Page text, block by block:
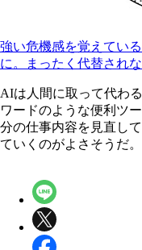
強い危機感を覚えてい
に。まったく代替され
AIは人間に取って代わ
ワードのような便利ツ
分の仕事内容を見直し
ていくのがよさそうだ。